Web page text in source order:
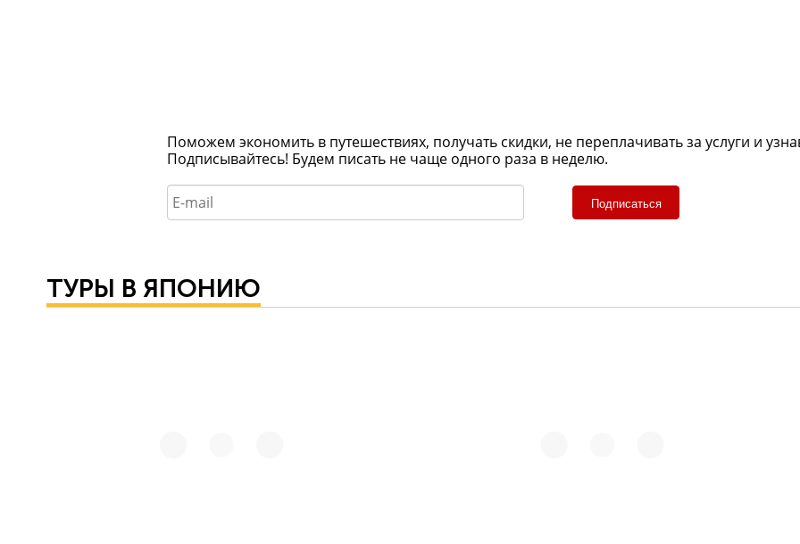
Поможем экономить в путешествиях, получать скидки, не переплачивать за услуги и
Подписывайтесь! Будем писать не чаще одного раза в неделю.
Подписаться
ТУРЫ В ЯПОНИЮ